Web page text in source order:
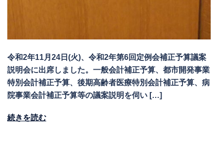
令和2年11月24日(火)、令和2年第6回定例会補正予算議案
説明会に出席しました。一般会計補正予算、都市開発事業
特別会計補正予算、後期高齢者医療特別会計補正予算、病
院事業会計補正予算等の議案説明を伺い […]
続きを読む